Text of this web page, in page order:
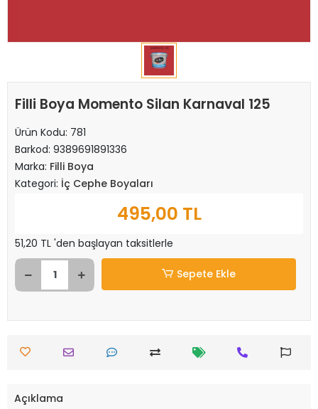
Filli Boya Momento Silan Karnaval 125
Ürün Kodu: 781
Barkod: 9389691891336
Marka: Filli Boya
Kategori: İç Cephe Boyaları
495,00 TL
51,20 TL 'den başlayan taksitlerle
Sepete Ekle
Açıklama